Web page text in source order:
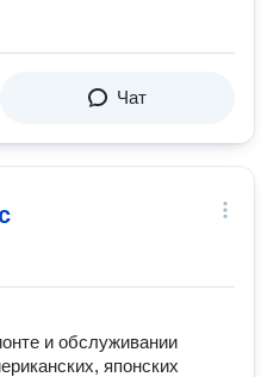
Чат
и обслуживании
японских